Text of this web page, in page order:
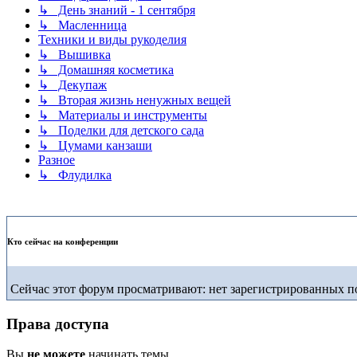
↳ День знаний - 1 сентября
↳ Масленница
Техники и виды рукоделия
↳ Вышивка
↳ Домашняя косметика
↳ Декупаж
↳ Вторая жизнь ненужных вещей
↳ Материалы и инструменты
↳ Поделки для детского сада
↳ Цумами канзаши
Разное
↳ Флудилка
Кто сейчас на конференции
Сейчас этот форум просматривают: нет зарегистрированных
Права доступа